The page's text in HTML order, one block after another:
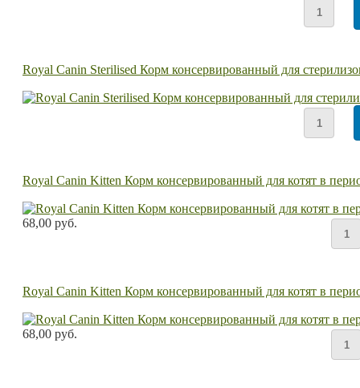
Royal Canin Sterilised Корм консервированный для
Royal Canin Kitten Корм консервированный для котят в
68,00 руб.
Royal Canin Kitten Корм консервированный для котят в
68,00 руб.